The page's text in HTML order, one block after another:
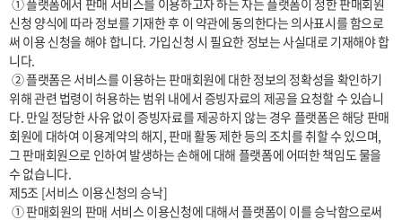
신청 양식에 따라 정보를 기재한 후 이 약관에 동의한다는 의사표시를 함으로
써 이용 신청을 해야 합니다. 가입신청 시 필요한 정보는 사실대로 기재해야 합
니다.
위해 관련 법령이 허용하는 범위 내에서 증빙자료의 제공을 요청할 수 있습니
다. 만일 정당한 사유 없이 증빙자료를 제공하지 않는 경우 플랫폼은 해당 판매
회원에 대하여 이용계약의 해지, 판매 활동 제한 등의 조치를 취할 수 있으며,
그 판매회원으로 인하여 발생하는 손해에 대해 플랫폼에 어떠한 책임도 물을
수 없습니다.
제5조 [서비스 이용신청의 승낙]